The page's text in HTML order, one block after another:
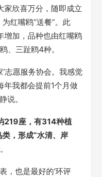
家欣喜万分，随即成立
红嘴鸥“送餐”。此
增加，品种也由红嘴鸥
、三趾鸥4种。
志愿服务协会。我感觉
年我都会提前1个月做
说。
219座，有314种植
，形成“水清、岸
。
，也是最好的‘环评